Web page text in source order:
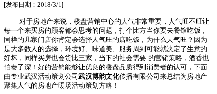
[发布日期：2018/3/1]
对于房地产来说，楼盘营销中心的人气非常重要，人气旺不旺让
每一个来买房的顾客都会思考的问题，打个比方当你要去餐馆吃饭，
同样的几家门店你肯定会选择人气旺的店吃饭，为什么人气旺？因为
是大多数人的选择，环境好、味道美、服务周到可能就决定了生意的
好坏，同样买房也会货比三家，当下的社会需要 的营销策略，酒香也
怕巷子深！好的营销能够让优良的楼盘品质得到消费者的认可，下面
由专业武汉活动策划公司 武汉博韵文化传播有限公司来总结为房地产
聚集人气的房地产暖场活动策划方略！